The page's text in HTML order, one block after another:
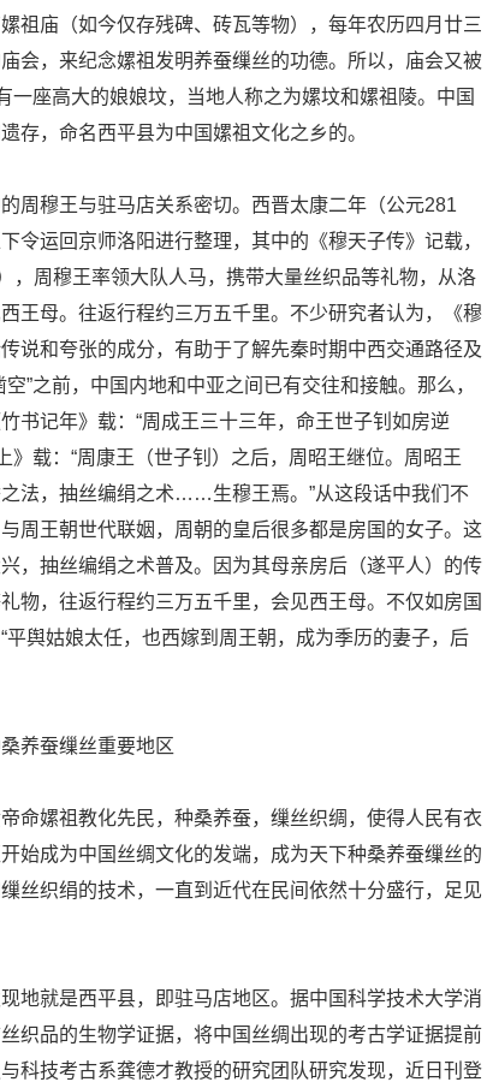
祖庙（如今仅存残碑、砖瓦等物），每年农历四月廿三
会，来纪念嫘祖发明养蚕缫丝的功德。所以，庙会又被
一座高大的娘娘坟，当地人称之为嫘坟和嫘祖陵。中国
存，命名西平县为中国嫘祖文化之乡的。
周穆王与驻马店关系密切。西晋太康二年（公元281
令运回京师洛阳进行整理，其中的《穆天子传》记载，
，周穆王率领大队人马，携带大量丝织品等礼物，从洛
王母。往返行程约三万五千里。不少研究者认为，《穆
说和夸张的成分，有助于了解先秦时期中西交通路径及
”之前，中国内地和中亚之间已有交往和接触。那么，
书记年》载：“周成王三十三年，命王世子钊如房逆
》载：“周康王（世子钊）之后，周昭王继位。周昭王
法，抽丝编绢之术……生穆王焉。”从这段话中我们不
周王朝世代联姻，周朝的皇后很多都是房国的女子。这
，抽丝编绢之术普及。因为其母亲房后（遂平人）的传
物，往返行程约三万五千里，会见西王母。不仅如房国
舆姑娘太任，也西嫁到周王朝，成为季历的妻子，后
养蚕缫丝重要地区
命嫘祖教化先民，种桑养蚕，缫丝织绸，使得人民有衣
始成为中国丝绸文化的发端，成为天下种桑养蚕缫丝的
丝织绢的技术，一直到近代在民间依然十分盛行，足见
地就是西平县，即驻马店地区。据中国科学技术大学消
织品的生物学证据，将中国丝绸出现的考古学证据提前
科技考古系龚德才教授的研究团队研究发现，近日刊登